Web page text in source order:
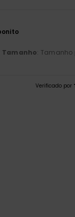
Tamanho: Tamanho
Verificado por